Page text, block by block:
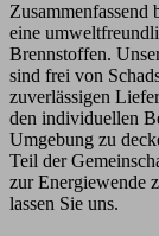
eine
Brennstoffen.
sind frei von
zuverlässigen
den individuellen
Umgebung zu
Teil der
zur Energiewende
lassen Sie uns.